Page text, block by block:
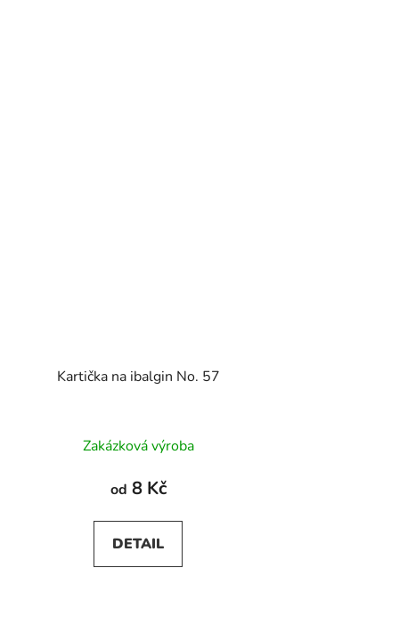
Kartička na ibalgin No. 57
Zakázková výroba
od 8 Kč
DETAIL